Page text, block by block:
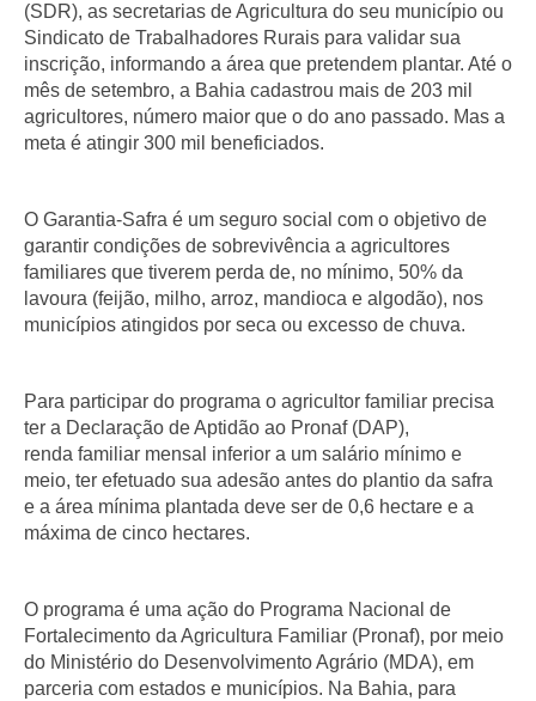
(SDR), as secretarias de Agricultura do seu município ou
Sindicato de Trabalhadores Rurais para validar sua
inscrição, informando a área que pretendem plantar. Até o
mês de setembro, a Bahia cadastrou mais de 203 mil
agricultores, número maior que o do ano passado. Mas a
meta é atingir 300 mil beneficiados.
O Garantia-Safra é um seguro social com o objetivo de
garantir condições de sobrevivência a agricultores
familiares que tiverem perda de, no mínimo, 50% da
lavoura (feijão, milho, arroz, mandioca e algodão), nos
municípios atingidos por seca ou excesso de chuva.
Para participar do programa o agricultor familiar precisa
ter a Declaração de Aptidão ao Pronaf (DAP),
renda familiar mensal inferior a um salário mínimo e
meio, ter efetuado sua adesão antes do plantio da safra
e a área mínima plantada deve ser de 0,6 hectare e a
máxima de cinco hectares.
O programa é uma ação do Programa Nacional de
Fortalecimento da Agricultura Familiar (Pronaf), por meio
do Ministério do Desenvolvimento Agrário (MDA), em
parceria com estados e municípios. Na Bahia, para